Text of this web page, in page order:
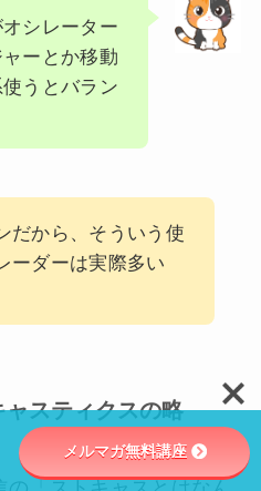
シレーター
ーとか移動
うとバラン
だから、そういう使
ーダーは実際多い
スティクスの略
メルマガ無料講座